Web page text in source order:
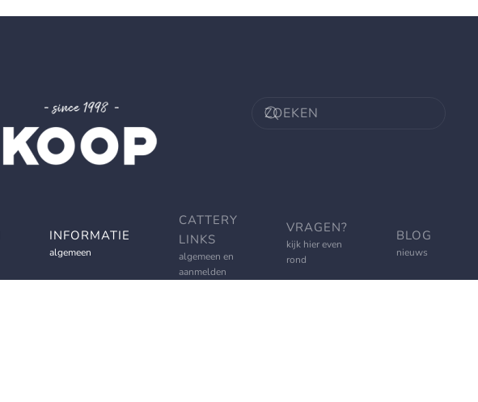
INFORMATIE
algemeen
CATTERY
LINKS
algemeen en
aanmelden
VRAGEN?
kijk hier even
rond
BLOG
nieuws